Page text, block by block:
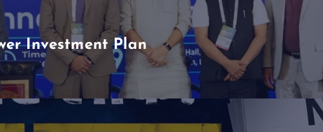
Investment Plan